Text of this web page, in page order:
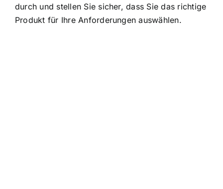
durch und stellen Sie sicher, dass Sie das richtige
Produkt für Ihre Anforderungen auswählen.